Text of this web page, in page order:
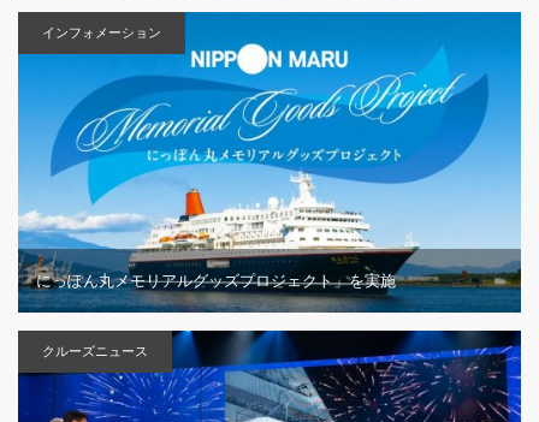
インフォメーション
にっぽん丸メモリアルグッズプロジェクト」を実施
クルーズニュース